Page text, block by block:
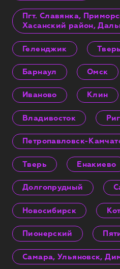
Пгт. Славянка,
Хасанский район,
Геленджик Тверь
Барнаул Омск
Иваново Клин
Владивосток
Петропавловск-
Тверь Енакиево
Долгопрудный
Новосибирск
Пионерский
Самара, Ульяновск,